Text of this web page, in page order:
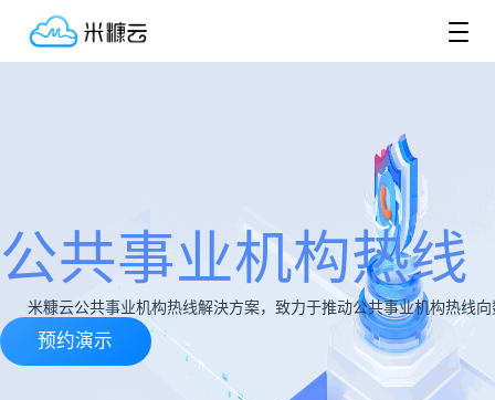
公共事业机构热线
米糠云公共事业机构热线解決方案，致力于推动公共事业机构热线
预约演示